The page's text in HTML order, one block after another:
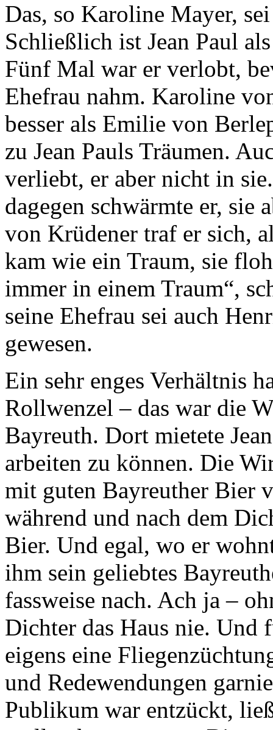
Das, so Karoline Mayer,
Schließlich ist Jean Paul
Fünf Mal war er verlobt,
Ehefrau nahm. Karoline
besser als Emilie von
zu Jean Pauls Träumen.
verliebt, er aber nicht in
dagegen schwärmte er,
von Krüdener traf er sich,
kam wie ein Traum, sie
immer in einem Traum“,
seine Ehefrau sei auch
gewesen.
Ein sehr enges Verhältnis
Rollwenzel – das war die
Bayreuth. Dort mietete
arbeiten zu können. Die
mit guten Bayreuther Bier
während und nach dem
Bier. Und egal, wo er
ihm sein geliebtes
fassweise nach. Ach ja –
Dichter das Haus nie. Und
eigens eine
und Redewendungen
Publikum war entzückt,